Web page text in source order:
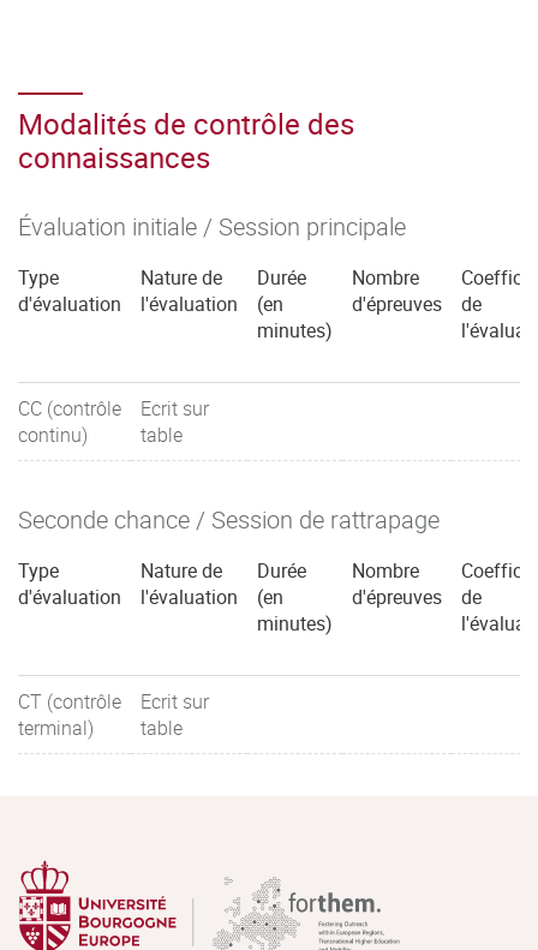
Modalités de contrôle des
connaissances
Évaluation initiale / Session principale
Type
d'évaluation
Nature de
l'évaluation
Durée
(en
minutes)
Nombre
d'épreuves
de
CC (contrôle
continu)
Ecrit sur
table
Seconde chance / Session de rattrapage
Type
d'évaluation
Nature de
l'évaluation
Durée
(en
minutes)
Nombre
d'épreuves
de
CT (contrôle
terminal)
Ecrit sur
table